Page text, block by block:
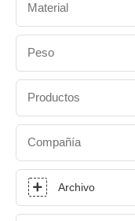
Material
Peso
Productos
Compañía
Archivo